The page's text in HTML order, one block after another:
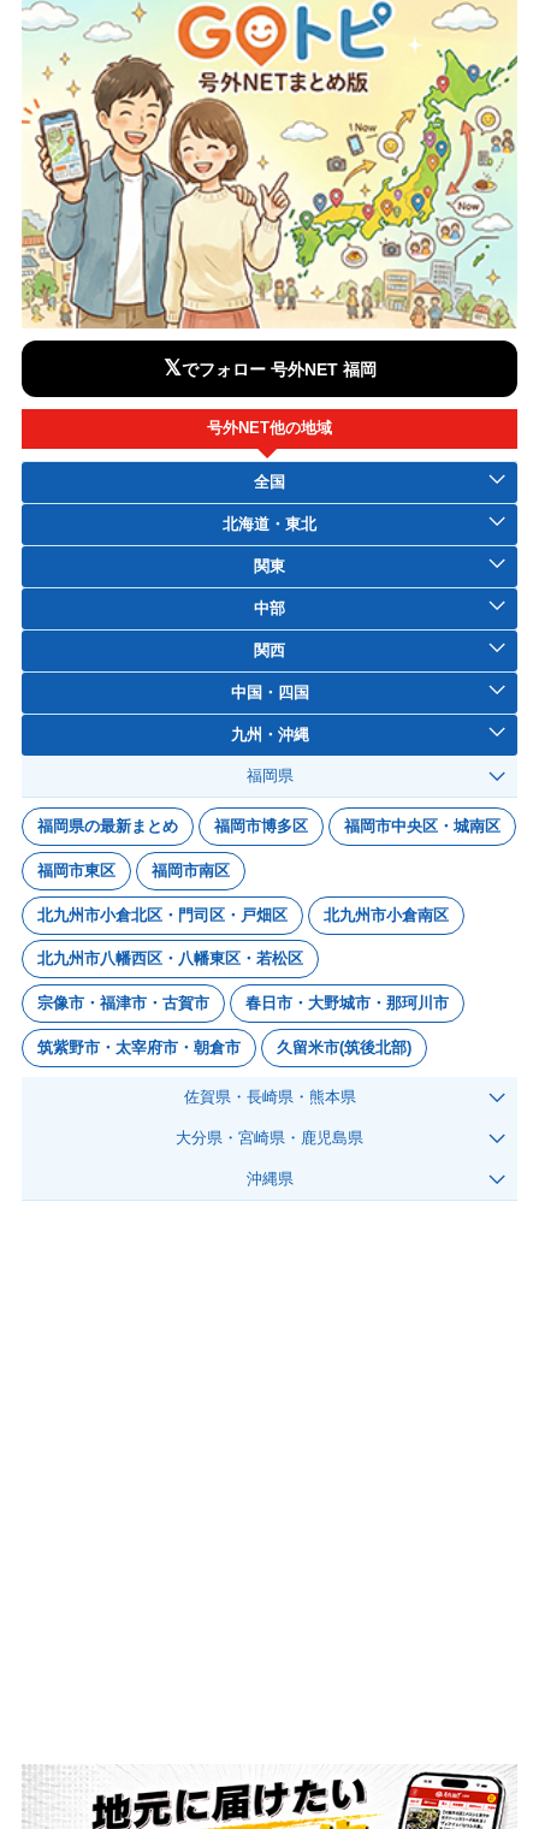
𝕏でフォロー 号外NET 福岡
号外NET他の地域
全国
北海道・東北
関東
中部
関西
中国・四国
九州・沖縄
福岡県
福岡県の最新まとめ 福岡市博多区 福岡市中央区・城南区
福岡市東区 福岡市南区
北九州市小倉北区・門司区・戸畑区 北九州市小倉南区
北九州市八幡西区・八幡東区・若松区
宗像市・福津市・古賀市 春日市・大野城市・那珂川市
筑紫野市・太宰府市・朝倉市 久留米市(筑後北部)
佐賀県・長崎県・熊本県
大分県・宮崎県・鹿児島県
沖縄県